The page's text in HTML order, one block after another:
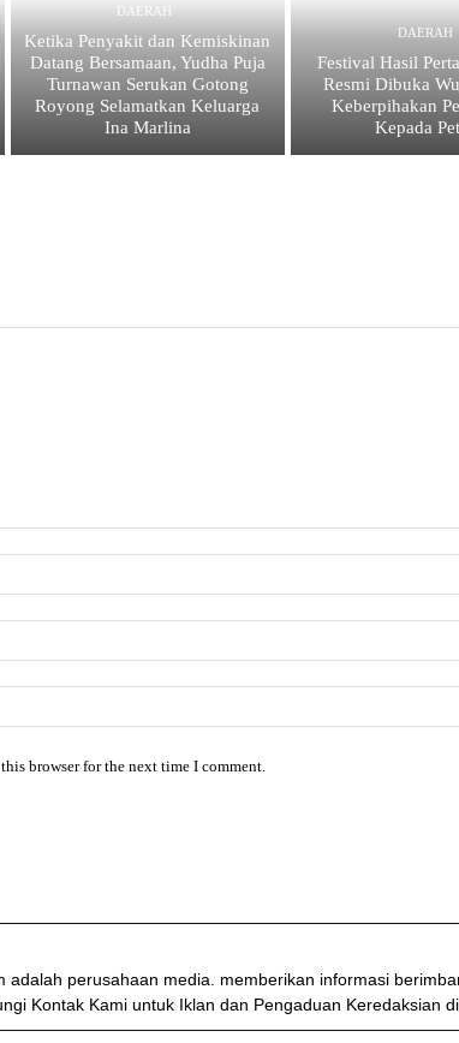
DAERAH
Ketika Penyakit dan Kemiskinan
Datang Bersamaan, Yudha Puja
Turnawan Serukan Gotong
Royong Selamatkan Keluarga
Ina Marlina
DAERAH
Festival Hasil
Resmi Dibuka
Keberpihakan
Kepada
browser for the next time I comment.
adalah perusahaan media. memberikan informasi
Kontak Kami untuk Iklan dan Pengaduan Keredaksian